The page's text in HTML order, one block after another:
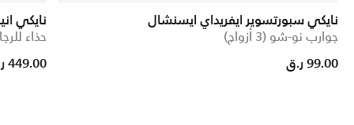
نايكي سبورتسوير ايفريداي ايسنشال
جوارب نو-شو (3 أزواج)
99.00 ر.ق
نايكي
حذاء
449.00 ر.ق